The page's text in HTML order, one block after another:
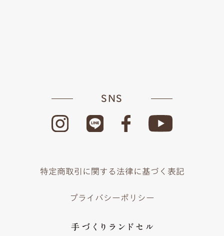
SNS
特定商取引に関する法律に基づく表記
プライバシーポリシー